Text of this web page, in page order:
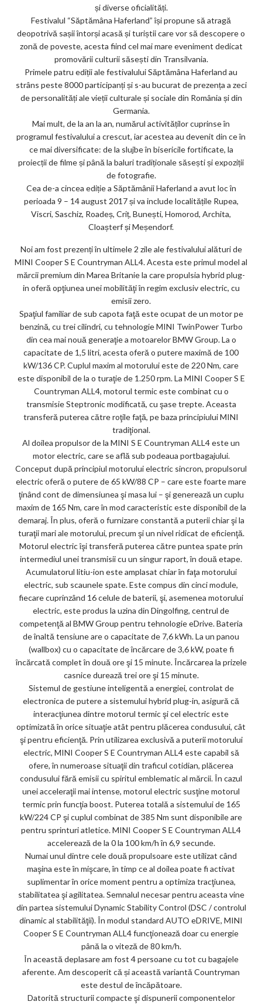
și diverse oficialități.
Festivalul “Săptămâna Haferland” își propune să atragă
deopotrivă sașii întorși acasă și turiștii care vor să descopere o
zonă de poveste, acesta fiind cel mai mare eveniment dedicat
promovării culturii săsești din Transilvania.
Primele patru ediții ale festivalului Săptămâna Haferland au
strâns peste 8000 participanți și s-au bucurat de prezența a zeci
de personalități ale vieții culturale și sociale din România și din
Germania.
Mai mult, de la an la an, numărul activităților cuprinse în
programul festivalului a crescut, iar acestea au devenit din ce în
ce mai diversificate: de la slujbe în bisericile fortificate, la
proiecții de filme și până la baluri tradiționale săsești și expoziții
de fotografie.
Cea de-a cincea ediție a Săptămânii Haferland a avut loc în
perioada 9 – 14 august 2017 și va include localitățile Rupea,
Viscri, Saschiz, Roadeș, Criț, Bunești, Homorod, Archita,
Cloașterf și Meșendorf.
Noi am fost prezenți în ultimele 2 zile ale festivalului alături de
MINI Cooper S E Countryman ALL4. Acesta este primul model al
mărcii premium din Marea Britanie la care propulsia hybrid plug-
in oferă opţiunea unei mobilităţi în regim exclusiv electric, cu
emisii zero.
Spaţiul familiar de sub capota faţă este ocupat de un motor pe
benzină, cu trei cilindri, cu tehnologie MINI TwinPower Turbo
din cea mai nouă generaţie a motoarelor BMW Group. La o
capacitate de 1,5 litri, acesta oferă o putere maximă de 100
kW/136 CP. Cuplul maxim al motorului este de 220 Nm, care
este disponibil de la o turaţie de 1.250 rpm. La MINI Cooper S E
Countryman ALL4, motorul termic este combinat cu o
transmisie Steptronic modificată, cu şase trepte. Aceasta
transferă puterea către roţile faţă, pe baza principiului MINI
tradiţional.
Al doilea propulsor de la MINI S E Countryman ALL4 este un
motor electric, care se află sub podeaua portbagajului.
Conceput după principiul motorului electric sincron, propulsorul
electric oferă o putere de 65 kW/88 CP – care este foarte mare
ţinând cont de dimensiunea şi masa lui – şi generează un cuplu
maxim de 165 Nm, care în mod caracteristic este disponibil de la
demaraj. În plus, oferă o furnizare constantă a puterii chiar şi la
turaţii mari ale motorului, precum şi un nivel ridicat de eficienţă.
Motorul electric îşi transferă puterea către puntea spate prin
intermediul unei transmisii cu un singur raport, în două etape.
Acumulatorul litiu-ion este amplasat chiar în faţa motorului
electric, sub scaunele spate. Este compus din cinci module,
fiecare cuprinzând 16 celule de baterii, şi, asemenea motorului
electric, este produs la uzina din Dingolfing, centrul de
competenţă al BMW Group pentru tehnologie eDrive. Bateria
de înaltă tensiune are o capacitate de 7,6 kWh. La un panou
(wallbox) cu o capacitate de încărcare de 3,6 kW, poate fi
încărcată complet în două ore şi 15 minute. Încărcarea la prizele
casnice durează trei ore şi 15 minute.
Sistemul de gestiune inteligentă a energiei, controlat de
electronica de putere a sistemului hybrid plug-in, asigură că
interacţiunea dintre motorul termic şi cel electric este
optimizată în orice situaţie atât pentru plăcerea condusului, cât
şi pentru eficienţă. Prin utilizarea exclusivă a puterii motorului
electric, MINI Cooper S E Countryman ALL4 este capabil să
ofere, în numeroase situaţii din traficul cotidian, plăcerea
condusului fără emisii cu spiritul emblematic al mărcii. În cazul
unei acceleraţii mai intense, motorul electric susţine motorul
termic prin funcţia boost. Puterea totală a sistemului de 165
kW/224 CP şi cuplul combinat de 385 Nm sunt disponibile are
pentru sprinturi atletice. MINI Cooper S E Countryman ALL4
accelerează de la 0 la 100 km/h în 6,9 secunde.
Numai unul dintre cele două propulsoare este utilizat când
maşina este în mişcare, în timp ce al doilea poate fi activat
suplimentar în orice moment pentru a optimiza tracţiunea,
stabilitatea şi agilitatea. Semnalul necesar pentru aceasta vine
din partea sistemului Dynamic Stability Control (DSC / controlul
dinamic al stabilităţii). În modul standard AUTO eDRIVE, MINI
Cooper S E Countryman ALL4 funcţionează doar cu energie
până la o viteză de 80 km/h.
În această deplasare am fost 4 persoane cu tot cu bagajele
aferente. Am descoperit că și această variantă Countryman
este destul de încăpătoare.
Datorită structurii compacte şi dispunerii componentelor